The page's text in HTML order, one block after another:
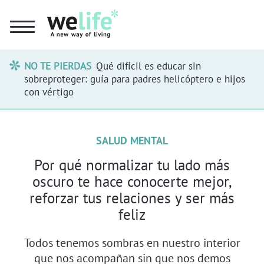
NO TE PIERDAS Qué difícil es educar sin
sobreproteger: guía para padres helicóptero e hijos
con vértigo
SALUD MENTAL
Por qué normalizar tu lado más
oscuro te hace conocerte mejor,
reforzar tus relaciones y ser más
feliz
Todos tenemos sombras en nuestro interior
que nos acompañan sin que nos demos